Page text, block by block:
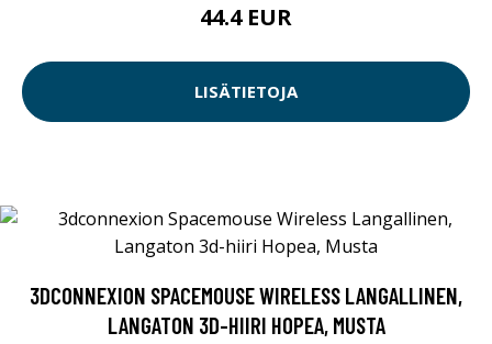
44.4 EUR
LISÄTIETOJA
3DCONNEXION SPACEMOUSE WIRELESS LANGALLINEN,
LANGATON 3D-HIIRI HOPEA, MUSTA